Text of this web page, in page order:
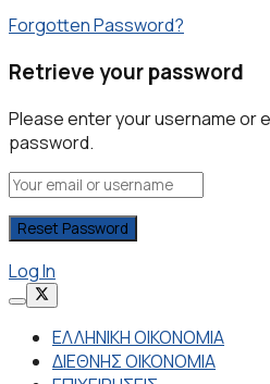
Forgotten Password?
Retrieve your password
Please enter your username or
password.
Log In
ΕΛΛΗΝΙΚΗ ΟΙΚΟΝΟΜΙΑ
ΔΙΕΘΝΗΣ ΟΙΚΟΝΟΜΙΑ